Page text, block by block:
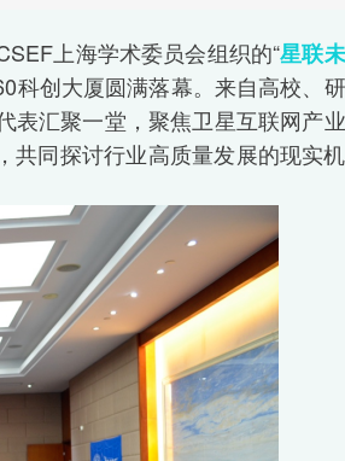
上海学术委员会组织的“星联未
科创大厦圆满落幕。来自高校、研
表汇聚一堂，聚焦卫星互联网产业
共同探讨行业高质量发展的现实机